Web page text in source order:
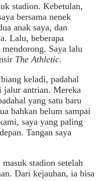
stadion. Kebetulan,
bersama nenek
anak saya, dan
Lalu, beberapa
Saya lalu
The Athletic.
keladi, padahal
jalur antrian. Mereka
yang satu baru
bahkan belum sampai
saya yang paling
Tangan saya
stadion setelah
Dari kejauhan, ia bisa